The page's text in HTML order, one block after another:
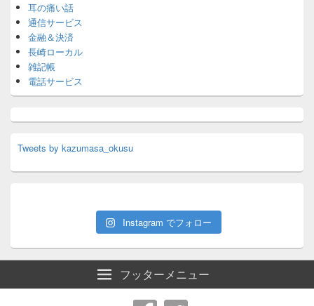
耳の痛い話
通信サービス
金融＆決済
長崎ローカル
雑記帳
電話サービス
Tweets by kazumasa_okusu
Instagram でフォロー
フッターメニュー